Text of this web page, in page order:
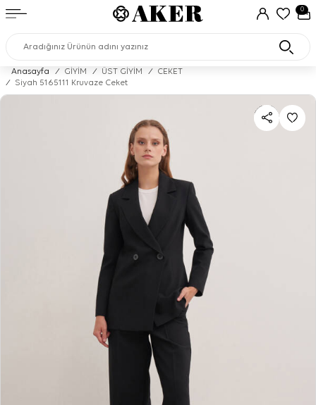
0
Anasayfa / GİYİM / ÜST GİYİM /
CEKET
/
Siyah 5165111 Kruvaze Ceket